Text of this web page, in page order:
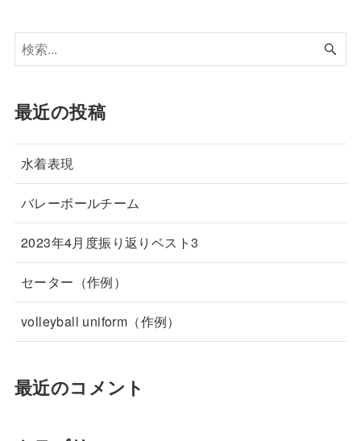
最近の投稿
水着表現
バレーボールチーム
2023年4月度振り返りベスト3
セーター（作例）
volleyball uniform（作例）
最近のコメント